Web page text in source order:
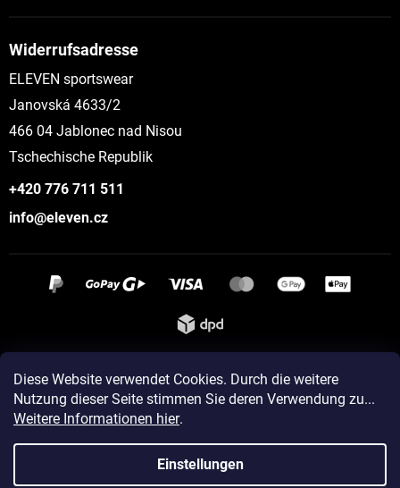
Diese Website verwendet Cookies. Durch die weitere
Nutzung dieser Seite stimmen Sie deren Verwendung zu...
Weitere Informationen hier.
Einstellungen
Widerrufsadresse
ELEVEN sportswear
Janovská 4633/2
466 04 Jablonec nad Nisou
Tschechische Republik
+420 776 711 511
info@eleven.cz
Instagram
Erstellt von Shoptet